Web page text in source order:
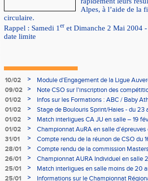
Alpes, à l’aide de la
circulaire.
Rappel : Samedi 1 er et Dimanche 2 Mai 2004
date limite
10/02 >
Module d'Engagement de la Ligue
09/02
>
Note CSO sur l'inscription des
01/02
>
Infos sur les Formations : ABC / Baby
01/02
>
Stage de Boulouris Sprint/Haies - du 23
01/02
>
Match interligues CA JU en salle – 19
01/02
>
Championnat AuRA en salle
- le 12 février
31/01 >
Compte rendu de la réunon de CSO du
28/01
>
Compte rendu de la commission
à Bourgoin
26/01 >
Championnat AURA Individuel en salle
25/01
>
Match interligues en salle moins de 20
25/01
>
Informations sur le Championnat